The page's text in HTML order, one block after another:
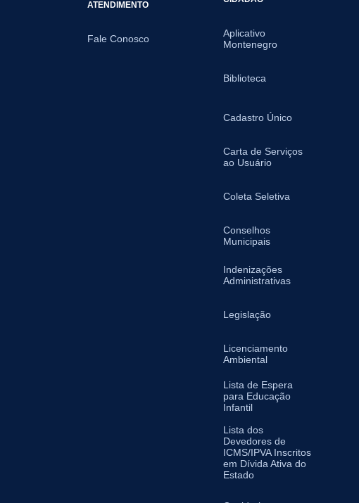
ATENDIMENTO
Fale Conosco
Aplicativo
Montenegro
Biblioteca
Cadastro Único
Carta de Serviços
ao Usuário
Coleta Seletiva
Conselhos
Municipais
Indenizações
Administrativas
Legislação
Licenciamento
Ambiental
Lista de Espera
para Educação
Infantil
Lista dos
Devedores de
ICMS/IPVA Inscritos
em Dívida Ativa do
Estado